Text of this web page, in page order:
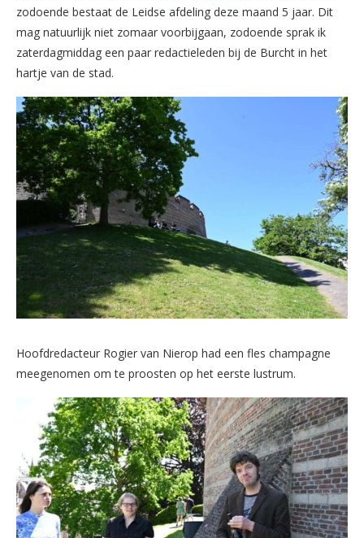
zodoende bestaat de Leidse afdeling deze maand 5 jaar. Dit
mag natuurlijk niet zomaar voorbijgaan, zodoende sprak ik
zaterdagmiddag een paar redactieleden bij de Burcht in het
hartje van de stad.
Hoofdredacteur Rogier van Nierop had een fles champagne
meegenomen om te proosten op het eerste lustrum.